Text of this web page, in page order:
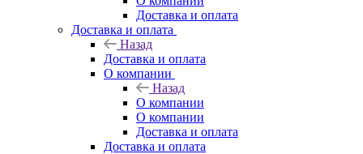
Доставка и оплата
Доставка и оплата
Назад
Доставка и оплата
О компании
Назад
О компании
О компании
Доставка и оплата
Доставка и оплата